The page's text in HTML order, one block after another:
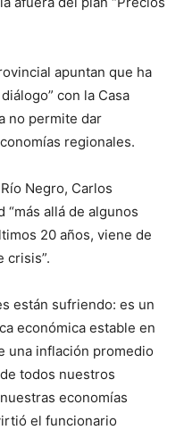
apuntan que ha
con la Casa
no permite dar
regionales.
Negro, Carlos
“más allá de algunos
20 años, viene de
crisis”.
están sufriendo: es un
económica estable en
una inflación promedio
todos nuestros
economías
el funcionario